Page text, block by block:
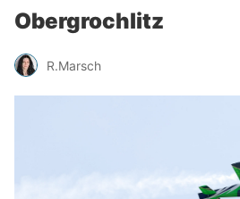
Obergrochlitz
R.Marsch